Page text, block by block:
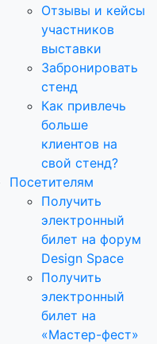
Отзывы и кейсы
участников
выставки
Забронировать
стенд
Как привлечь
больше
клиентов на
свой стенд?
Посетителям
Получить
электронный
билет на форум
Design Space
Получить
электронный
билет на
«Мастер-фест»